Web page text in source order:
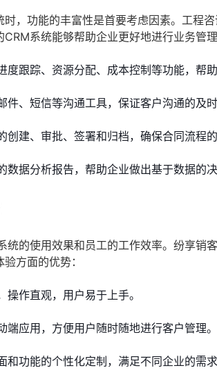
，功能的丰富性是首要考虑因素。工程
系统能够帮助企业更好地进行业务管
度跟踪、资源分配、成本控制等功能，帮
件、短信等沟通工具，保证客户沟通的及时
创建、审批、签署和归档，确保合同流程
数据分析报告，帮助企业做出基于数据的决
统的使用效果和员工的工作效率。纷享销
方面的优势：
操作直观，用户易于上手。
端应用，方便用户随时随地进行客户管理。
和功能的个性化定制，满足不同企业的需求